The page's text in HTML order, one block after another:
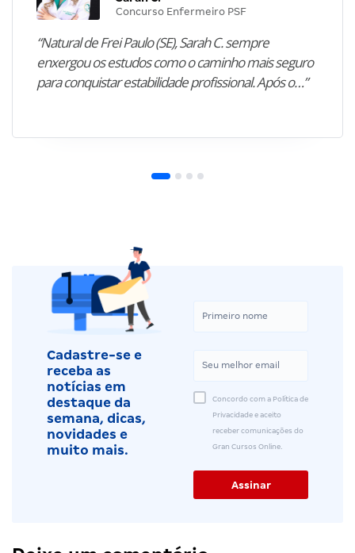
Concurso Enfermeiro PSF
“Natural de Frei Paulo (SE), Sarah C. sempre
enxergou os estudos como o caminho mais seguro
para conquistar estabilidade profissional. Após o…”
Cadastre-se e
receba as
notícias em
destaque da
semana, dicas,
novidades e
muito mais.
Concordo com a Política de
Privacidade e aceito
receber comunicações do
Gran Cursos Online.